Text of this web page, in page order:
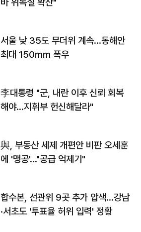
바 위독설 확산"
서울 낮 35도 무더위 계속…동해안
최대 150㎜ 폭우
李대통령 "군, 내란 이후 신뢰 회복
해야…지휘부 헌신해달라"
與, 부동산 세제 개편안 비판 오세훈
에 '맹공'…"공급 억제기"
합수본, 선관위 9곳 추가 압색…강남
·서초도 '투표율 허위 입력' 정황